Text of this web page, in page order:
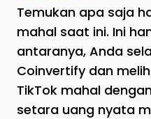
Temukan apa saja
mahal saat ini. Ini
antaranya, Anda
Coinvertify dan
TikTok mahal
setara uang nyata